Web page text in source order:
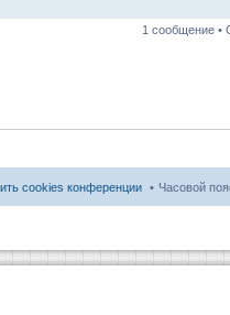
1 сообщение •
Часовой
cookies конференции